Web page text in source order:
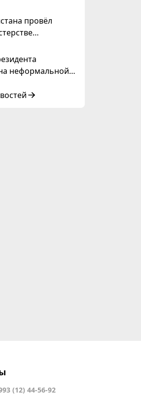
провёл
неформальной
Азии и
(12) 44-56-92